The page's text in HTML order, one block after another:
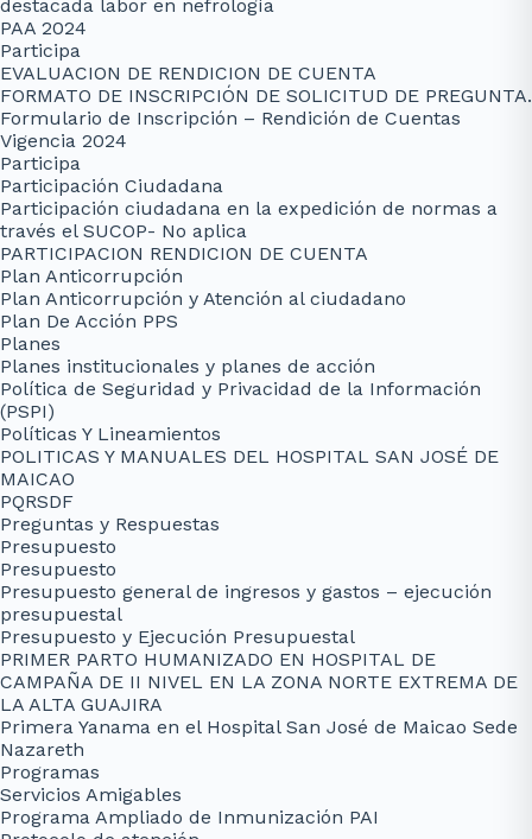
destacada labor en nefrología
PAA 2024
Participa
EVALUACION DE RENDICION DE CUENTA
FORMATO DE INSCRIPCIÓN DE SOLICITUD DE PREGUNTA.
Formulario de Inscripción – Rendición de Cuentas
Vigencia 2024
Participa
Participación Ciudadana
Participación ciudadana en la expedición de normas a
través el SUCOP- No aplica
PARTICIPACION RENDICION DE CUENTA
Plan Anticorrupción
Plan Anticorrupción y Atención al ciudadano
Plan De Acción PPS
Planes
Planes institucionales y planes de acción
Política de Seguridad y Privacidad de la Información
(PSPI)
Políticas Y Lineamientos
POLITICAS Y MANUALES DEL HOSPITAL SAN JOSÉ DE
MAICAO
PQRSDF
Preguntas y Respuestas
Presupuesto
Presupuesto
Presupuesto general de ingresos y gastos – ejecución
presupuestal
Presupuesto y Ejecución Presupuestal
PRIMER PARTO HUMANIZADO EN HOSPITAL DE
CAMPAÑA DE II NIVEL EN LA ZONA NORTE EXTREMA DE
LA ALTA GUAJIRA
Primera Yanama en el Hospital San José de Maicao Sede
Nazareth
Programas
Servicios Amigables
Programa Ampliado de Inmunización PAI